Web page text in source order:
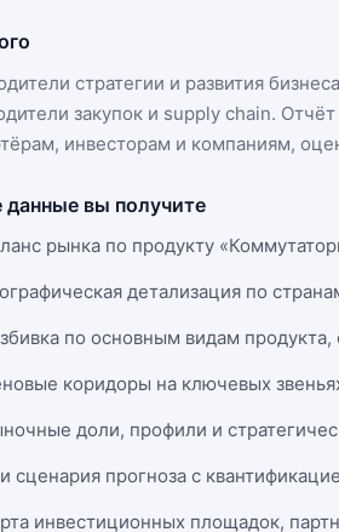
стратегии и развития
закупок и supply chain.
инвесторам и компаниям,
данные вы получите
рынка по продукту
детализация по
по основным видам
коридоры на ключевых
доли, профили и
сценария прогноза с
инвестиционных площадок,